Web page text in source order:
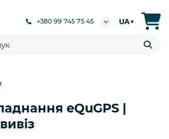
+380 99 745 75 45 UA▼
eQuGPS |